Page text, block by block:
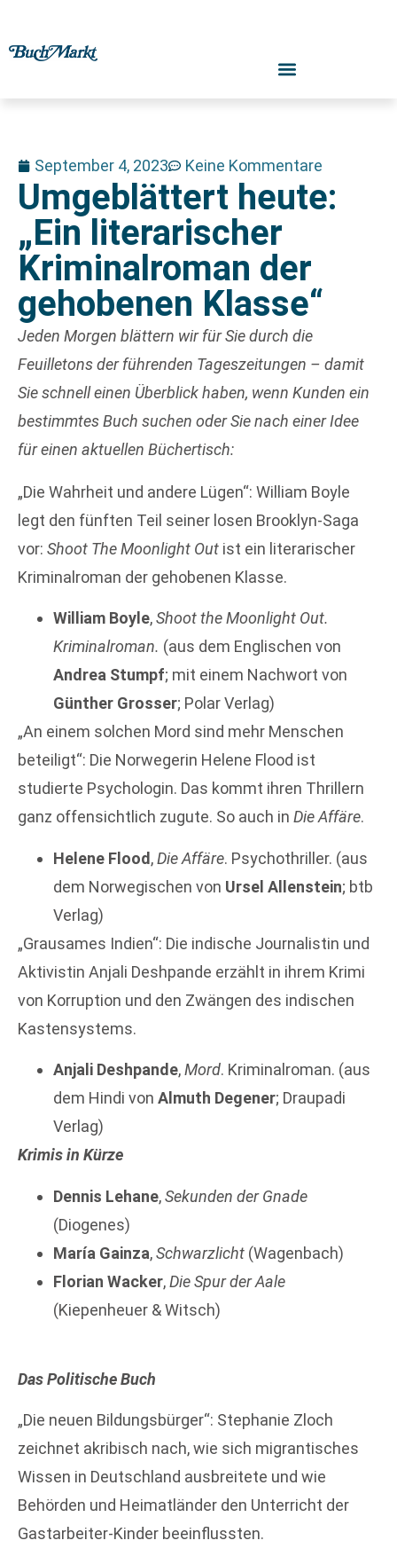
September 4, 2023 Keine Kommentare
Umgeblättert heute:
„Ein literarischer
Kriminalroman der
gehobenen Klasse“
Jeden Morgen blättern wir für Sie durch die
Feuilletons der führenden Tageszeitungen – damit
Sie schnell einen Überblick haben, wenn Kunden ein
bestimmtes Buch suchen oder Sie nach einer Idee
für einen aktuellen Büchertisch:
„Die Wahrheit und andere Lügen“: William Boyle
legt den fünften Teil seiner losen Brooklyn-Saga
vor: Shoot The Moonlight Out ist ein literarischer
Kriminalroman der gehobenen Klasse.
William Boyle,Shoot the Moonlight Out.
Kriminalroman. (aus dem Englischen von
Andrea Stumpf; mit einem Nachwort von
Günther Grosser; Polar Verlag)
„An einem solchen Mord sind mehr Menschen
beteiligt“: Die Norwegerin Helene Flood ist
studierte Psychologin. Das kommt ihren Thrillern
ganz offensichtlich zugute. So auch in Die Affäre.
Helene Flood,Die Affäre. Psychothriller. (aus
dem Norwegischen von Ursel Allenstein; btb
Verlag)
„Grausames Indien“: Die indische Journalistin und
Aktivistin Anjali Deshpande erzählt in ihrem Krimi
von Korruption und den Zwängen des indischen
Kastensystems.
Anjali Deshpande,Mord. Kriminalroman. (aus
dem Hindi von Almuth Degener; Draupadi
Verlag)
Krimis in Kürze
Dennis Lehane,Sekunden der Gnade
(Diogenes)
María Gainza,Schwarzlicht (Wagenbach)
Florian Wacker,Die Spur der Aale
(Kiepenheuer & Witsch)
Das Politische Buch
„Die neuen Bildungsbürger“: Stephanie Zloch
zeichnet akribisch nach, wie sich migrantisches
Wissen in Deutschland ausbreitete und wie
Behörden und Heimatländer den Unterricht der
Gastarbeiter-Kinder beeinflussten.